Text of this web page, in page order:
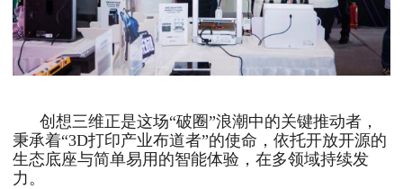
创想三维正是这场“破圈”浪潮中的关键推动者，
秉承着“3D打印产业布道者”的使命，依托开放开源的
生态底座与简单易用的智能体验，在多领域持续发
力。